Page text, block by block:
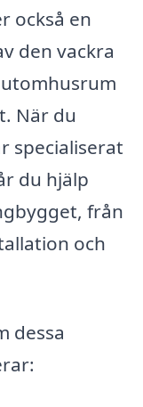
också en
den vackra
När du
specialiserat
du hjälp
från
och
dessa